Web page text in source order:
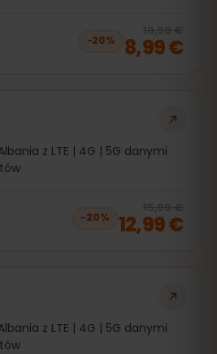
−20%
10,99 €
8,99 €
z LTE | 4G | 5G danymi
−20%
15,99 €
12,99 €
z LTE | 4G | 5G danymi